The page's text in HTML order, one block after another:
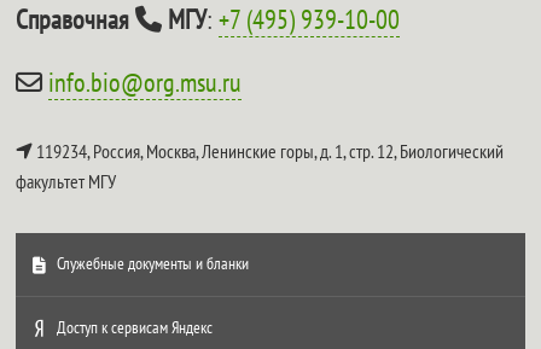
Справочная МГУ:+7 (495) 939-10-00
info.bio@org.msu.ru
119234, Россия, Москва, Ленинские горы, д. 1, стр. 12,Биологический
факультет МГУ
Служебные документы и бланки
Доступ к сервисам Яндекс